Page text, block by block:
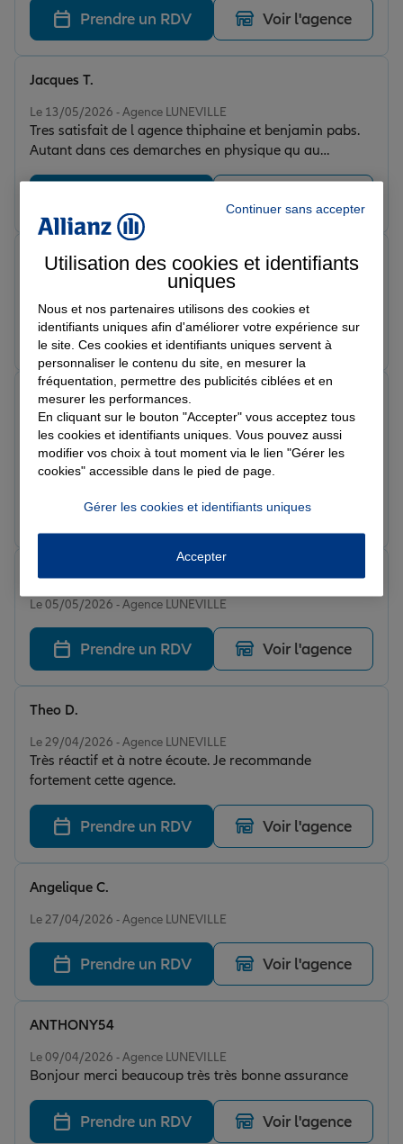
Prendre un RDV Voir l'agence
Le 13/05/2026 - Agence LUNEVILLE
Tres satisfait de l agence thiphaine et benjamin pabs.
Autant dans ces demarches en physique qu au
téléphone. Tres agréable et courtois. Efficace je
Jacques T.
Note de 5 sur 5
Le 12/05/2026 - Agence LUNEVILLE
Jimmy D.
Prendre un RDV Voir l'agence
Note de 5 sur 5
Le 06/05/2026 - Agence LUNEVILLE
Toujours réactifs et toujours très pros, bravo à toute
l’équipe
philippe F.
Prendre un RDV Voir l'agence
Le 05/05/2026 - Agence LUNEVILLE
Melvyn N.
Prendre un RDV Voir l'agence
Le 29/04/2026 - Agence LUNEVILLE
Très réactif et à notre écoute. Je recommande
fortement cette agence.
Theo D.
Prendre un RDV Voir l'agence
Le 27/04/2026 - Agence LUNEVILLE
Angelique C.
Prendre un RDV Voir l'agence
Le 09/04/2026 - Agence LUNEVILLE
Bonjour merci beaucoup très très bonne assurance
ANTHONY54
Prendre un RDV Voir l'agence
Continuer sans accepter
Utilisation des cookies et identifiants
uniques
Nous et nos partenaires utilisons des cookies et
identifiants uniques afin d'améliorer votre expérience sur
le site. Ces cookies et identifiants uniques servent à
personnaliser le contenu du site, en mesurer la
fréquentation, permettre des publicités ciblées et en
mesurer les performances.
En cliquant sur le bouton "Accepter" vous acceptez tous
les cookies et identifiants uniques. Vous pouvez aussi
modifier vos choix à tout moment via le lien "Gérer les
cookies" accessible dans le pied de page.
Gérer les cookies et identifiants uniques
Accepter